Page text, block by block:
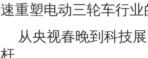
速重塑电动三轮车行
从央视春晚到科技
杆